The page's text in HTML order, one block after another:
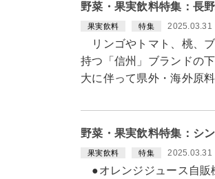
野菜・果実飲料特集：長
果実飲料 特集 2025.03.31
リンゴやトマト、桃、
持つ「信州」ブランドの
大に伴って県外・海外原
野菜・果実飲料特集：シ
果実飲料 特集 2025.03.31
●オレンジジュース自